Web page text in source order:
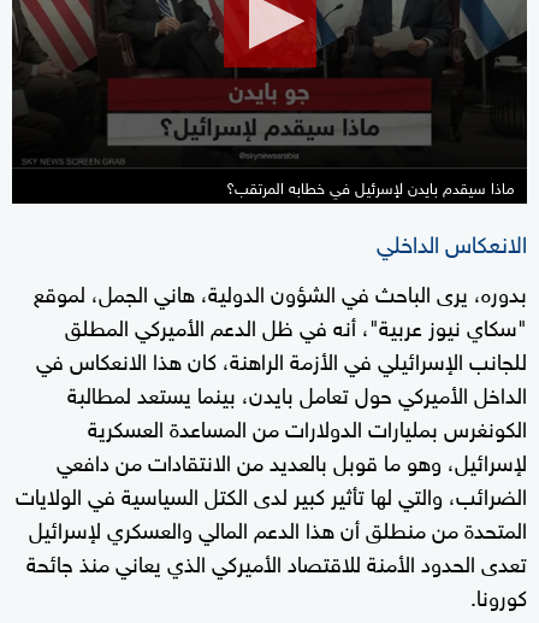
minutes,
47
seconds
ماذا سيقدم بايدن لإسرئيل في خطابه المرتقب؟
الانعكاس الداخلي
بدوره، يرى الباحث في الشؤون الدولية، هاني الجمل، لموقع
"سكاي نيوز عربية"، أنه في ظل الدعم الأميركي المطلق
للجانب الإسرائيلي في الأزمة الراهنة، كان هذا الانعكاس في
الداخل الأميركي حول تعامل بايدن، بينما يستعد لمطالبة
الكونغرس بمليارات الدولارات من المساعدة العسكرية
لإسرائيل، وهو ما قوبل بالعديد من الانتقادات من دافعي
الضرائب، والتي لها تأثير كبير لدى الكتل السياسية في الولايات
المتحدة من منطلق أن هذا الدعم المالي والعسكري لإسرائيل
تعدى الحدود الأمنة للاقتصاد الأميركي الذي يعاني منذ جائحة
كورونا.